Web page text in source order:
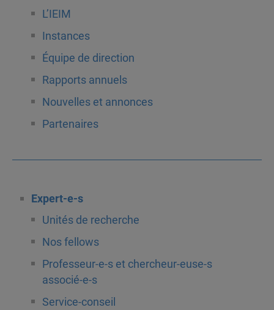
L’IEIM
Instances
Équipe de direction
Rapports annuels
Nouvelles et annonces
Partenaires
Expert-e-s
Unités de recherche
Nos fellows
Professeur-e-s et chercheur-euse-s
associé-e-s
Service-conseil